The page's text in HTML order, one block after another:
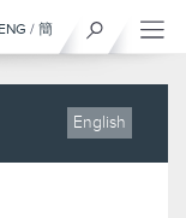
ENG / 簡
English